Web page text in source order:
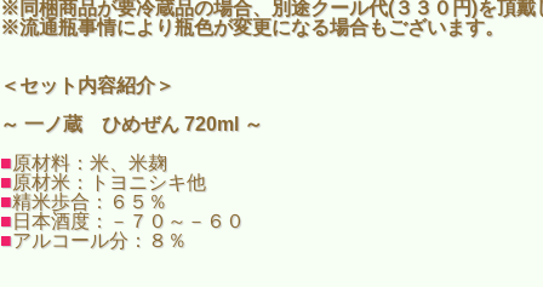
※同梱商品が要冷蔵品の場合、別途クール代(３３０円)を頂戴
※流通瓶事情により瓶色が変更になる場合もございます。
＜セット内容紹介＞
～ 一ノ蔵 ひめぜん 720ml ～
■原材料：米、米麹
■原材米：トヨニシキ他
■精米歩合：６５％
■日本酒度：－７０～－６０
■アルコール分：８％